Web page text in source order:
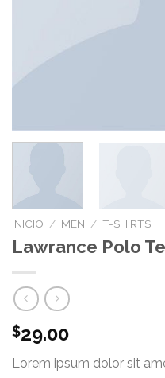
INICIO / MEN / T-SHIRTS
Lawrance Polo
$29.00
Lorem ipsum dolor sit